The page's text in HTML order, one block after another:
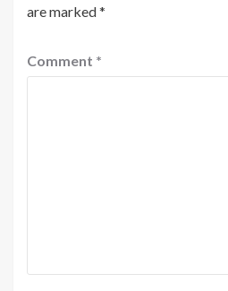
are marked*
Comment *